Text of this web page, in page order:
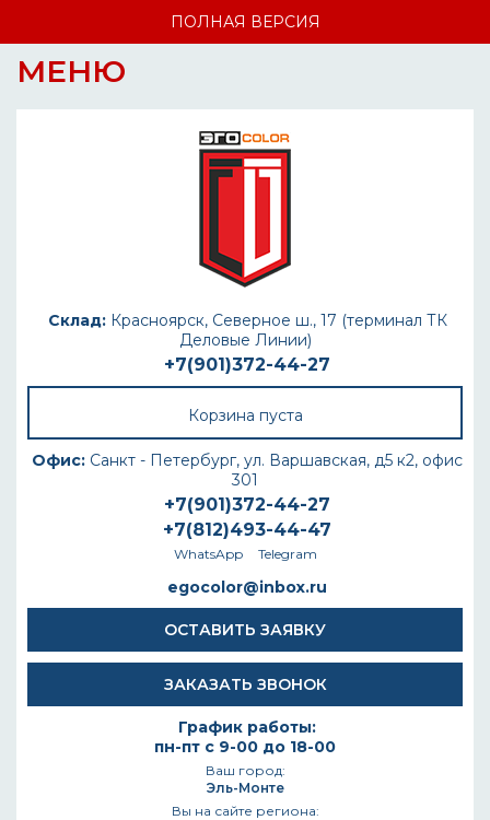
ПОЛНАЯ ВЕРСИЯ
МЕНЮ
Склад:Красноярск, Северное ш., 17 (терминал ТК
Деловые Линии)
+7(901)372-44-27
Корзина пуста
Офис: Санкт - Петербург, ул. Варшавская, д5 к2, офис
301
+7(901)372-44-27
+7(812)493-44-47
WhatsApp Telegram
egocolor@inbox.ru
ОСТАВИТЬ ЗАЯВКУ
ЗАКАЗАТЬ ЗВОНОК
График работы:
пн-пт с 9-00 до 18-00
Ваш город:
Эль-Монте
Вы на сайте региона: